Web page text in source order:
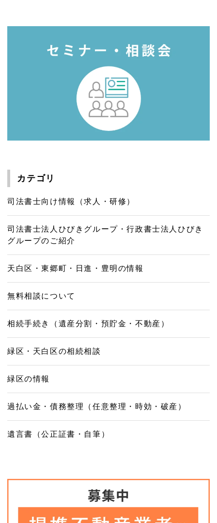
カテゴリ
司法書士向け情報（求人・研修）
司法書士法人ひびきグループ・行政書士法人ひびき
グループのご紹介
天白区・東郷町・日進・豊明の情報
無料相談について
相続手続き（遺産分割・預貯金・不動産）
緑区・天白区の相続相談
緑区の情報
過払い金・債務整理（任意整理・時効・破産）
遺言書（公正証書・自筆）